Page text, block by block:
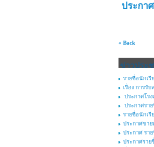
ประกา
« Back
ข่าวประ
รายชื่อนักเรี
เรื่อง การรั
ประกาศโร
ประกาศรา
รายชื่อนักเรี
ประกาศขาย
ประกาศ รา
ประกาศราย